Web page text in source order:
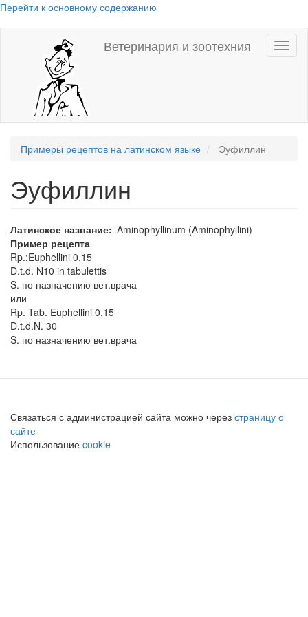
Перейти к основному содержанию
Ветеринария и зоотехния
Примеры рецептов на латинском языке Эуфиллин
Эуфиллин
Латинское название Aminophyllinum (Aminophyllini)
Пример рецепта
Rp.:Euphellini 0,15
D.t.d. N10 in tabulettis
S. по назначению вет.врача
или
Rp. Tab. Euphellini 0,15
D.t.d.N. 30
S. по назначению вет.врача
Связаться с администрацией сайта можно через страницу о
сайте
Использование cookie